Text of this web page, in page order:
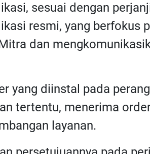
sesuai dengan
resmi, yang berfokus
dan
yang diinstal pada
tertentu, menerima
layanan.